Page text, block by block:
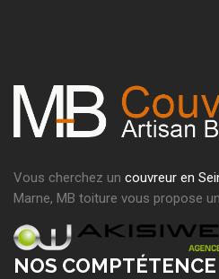
Vous cherchez un couvreur en
Marne, MB toiture vous propose
NOS COMPTÉTENCE